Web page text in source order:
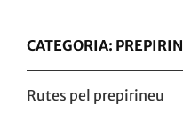
CATEGORIA:
Rutes pel prepirineu